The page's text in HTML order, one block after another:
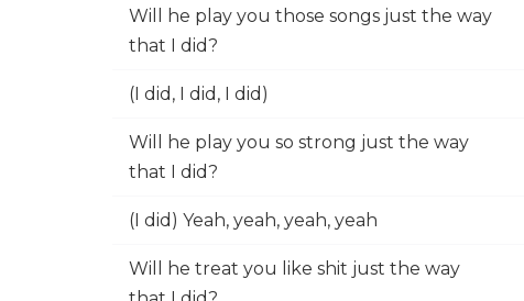
Will he play you those songs just the way
that I did?
(I did, I did, I did)
Will he play you so strong just the way
that I did?
(I did) Yeah, yeah, yeah, yeah
Will he treat you like shit just the way